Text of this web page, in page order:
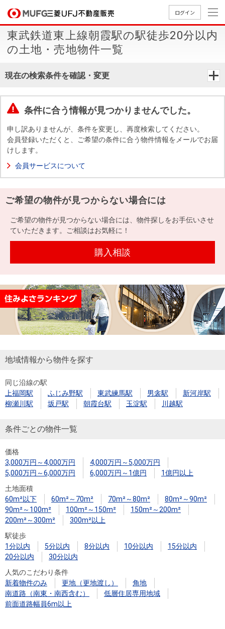
ログイン
買いたいTOP
中古
マン
ンを
探す
築・
一戸
建て
す
用
物
件
を
す
件を
探す
購入向け
サービス
住宅ロー
ンシミュ
住まい1プ
ラス（お
暮らしの
税金の本
（電子ブ
ック）
ド
売りたいTOP
無
料
定
却
談
売却
金額
試算
売却向け
周辺相場
住まい1プ
住まいと
暮らしの
税金の本
売却ガイ
ド
店舗案内TOP
店舗のご
案内（首
案内（名
案内（関
会社情報TOP
ごあいさ
つ
要
Way
経営ビジ
ョン
組織図
役員一
沿革
本社地
図
（電子ブ
ック版）
採用情報TOP
新卒採用
情報
採用情報
買いたい
売りたい
店舗案内
会社情報
採用情報
提携企業にお勤めの方
閉じる
東武鉄道東上線朝霞駅の駅徒歩20分以内
の土地・売地物件一覧
現在の検索条件を確認・変更
条件に合う情報が見つかりませんでした。
申し訳ありませんが、条件を変更し、再度検索してください。
会員登録いただくと、ご希望の条件に合う物件情報をメールでお届
けします。
会員サービスについて
ご希望の物件が見つからない場合には
ご希望の物件が見つからない場合には、物件探しをお手伝いさせ
ていただきます。ご相談はお気軽に！
購入相談
地域情報から物件を探す
同じ沿線の駅
上福岡駅
ふじみ野駅 東武練馬駅 男衾駅
新河岸駅
柳瀬川駅
坂戸駅 朝霞台駅 玉淀駅 川越駅
条件ごとの物件一覧
価格
3,000万円～4,000万円
4,000万円～5,000万円
5,000万円～6,000万円
6,000万円～1億円
1億円以上
土地面積
60m²以下
60m²～70m² 70m²～80m²
80m²～90m²
90m²～100m²
100m²～150m²
150m²～200m²
200m²～300m²
300m²以上
駅徒歩
1分以内
5分以内 8分以内 10分以内
15分以内
20分以内
30分以内
人気のこだわり条件
新着物件のみ
更地（更地渡し）
角地
南道路（南東・南西含む）
低層住居専用地域
前面道路幅員6m以上